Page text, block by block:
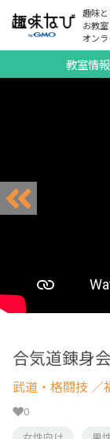
趣味
お教
オン
教室情報
合気道錬身
武道・格闘技 ／
0